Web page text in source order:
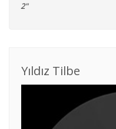
2"
Yıldız Tilbe